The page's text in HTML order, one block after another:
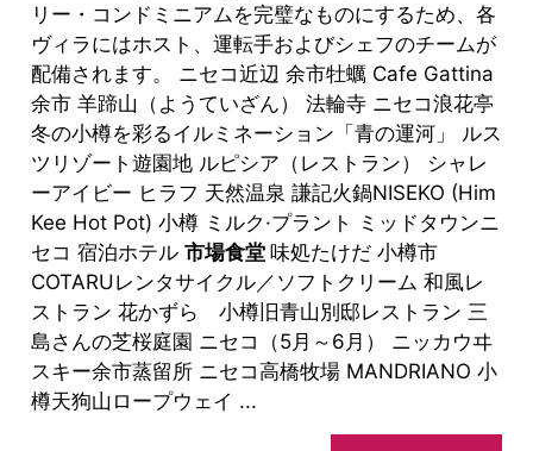
リー・コンドミニアムを完璧なものにするため、各
ヴィラにはホスト、運転手およびシェフのチームが
配備されます。 ニセコ近辺 余市牡蠣 Cafe Gattina
余市 羊蹄山（ようていざん） 法輪寺 ニセコ浪花亭
冬の小樽を彩るイルミネーション「青の運河」 ルス
ツリゾート遊園地 ルピシア（レストラン） シャレ
ーアイビー ヒラフ 天然温泉 謙記火鍋NISEKO (Him
Kee Hot Pot) 小樽 ミルク·プラント ミッドタウンニ
セコ 宿泊ホテル 市場食堂 味処たけだ 小樽市
COTARUレンタサイクル／ソフトクリーム 和風レ
ストラン 花かずら 小樽旧青山別邸レストラン 三
島さんの芝桜庭園 ニセコ（5月～6月） ニッカウヰ
スキー余市蒸留所 ニセコ高橋牧場 MANDRIANO 小
樽天狗山ロープウェイ ...